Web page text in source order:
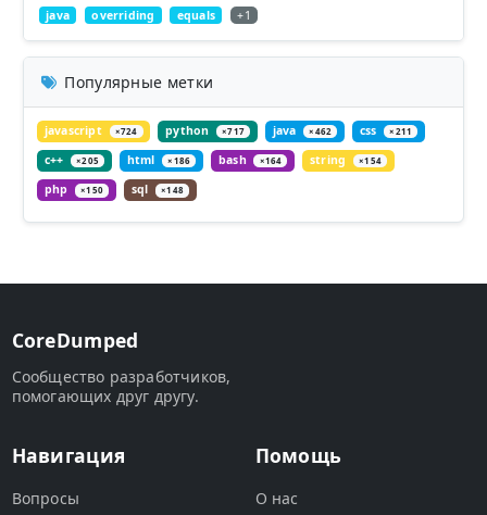
java overriding equals +1
Популярные метки
javascript ×724 python ×717 java ×462 css ×211
c++ ×205 html ×186 bash ×164 string ×154
php ×150 sql ×148
CoreDumped
Сообщество разработчиков,
помогающих друг другу.
Навигация
Вопросы
Помощь
О нас